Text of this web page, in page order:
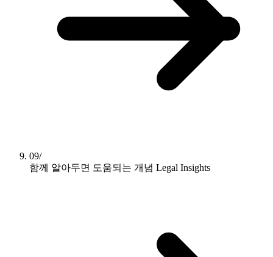
09/
함께 알아두면 도움되는 개념 Legal Insights